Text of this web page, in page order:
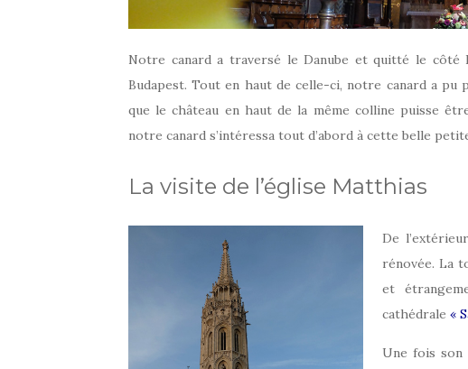
Notre canard a traversé le Danube et quitté le côté
Budapest. Tout en haut de celle-ci, notre canard a
que le château en haut de la même colline puisse
notre canard s’intéressa tout d’abord à cette belle
La visite de l’église Matthias
De
rénovée. La
et
cathédrale «
Une fois son